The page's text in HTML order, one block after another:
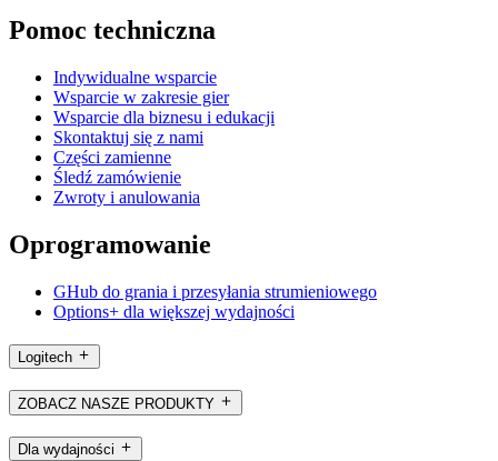
Pomoc techniczna
Indywidualne wsparcie
Wsparcie w zakresie gier
Wsparcie dla biznesu i edukacji
Skontaktuj się z nami
Części zamienne
Śledź zamówienie
Zwroty i anulowania
Oprogramowanie
GHub do grania i przesyłania strumieniowego
Options+ dla większej wydajności
Logitech
ZOBACZ NASZE PRODUKTY
Dla wydajności